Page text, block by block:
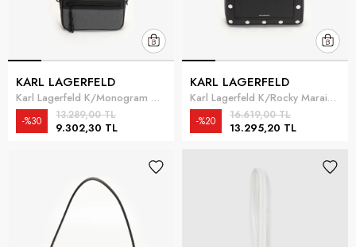
KARL LAGERFELD
Karl Lagerfeld K/Monogram Weatherproof Erkek Reporter Çanta Çok Renkli
9.302,30 TL
13.289,00 TL
%30
KARL LAGERFELD
Karl Lagerfeld K/Rocky Marais Sb Kadın Mini Omuz Çantası Siyah
13.295,20 TL
16.619,00 TL
%20